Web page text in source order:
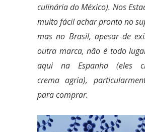
culinária do México). Nos
muito fácil achar pronto no
mas no Brasil, apesar de
outra marca, não é todo
aqui na Espanha (eles
crema agria),
para comprar.